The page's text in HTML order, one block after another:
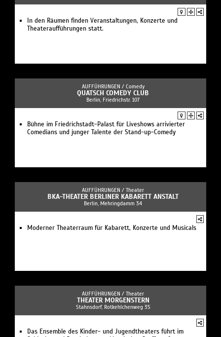
In den Räumen finden Veranstaltungen, Konzerte und
Theateraufführungen statt.
AUFFÜHRUNGEN / Comedy
QUATSCH COMEDY CLUB
Berlin, Friedrichstr. 107
Bühne im Friedrichstadt-Palast für Liveshows arrivierter
Comedians und junger Talente der Stand-up-Comedy
AUFFÜHRUNGEN / Theater
BKA-THEATER BERLINER KABARETT ANSTALT
Berlin, Mehringdamm 34
Moderner Theaterraum für Kabarett, Konzerte und Musicals
AUFFÜHRUNGEN / Theater
THEATER MORGENSTERN
Stahnsdorf, Rotkehlchenweg 35
Das Ensemble des Kinder- und Jugendtheaters führt im